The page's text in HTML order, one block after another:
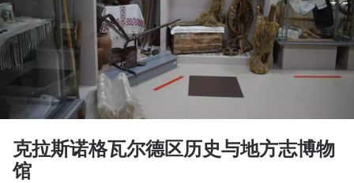
克拉斯诺格瓦尔德区历史与地方志博物
馆